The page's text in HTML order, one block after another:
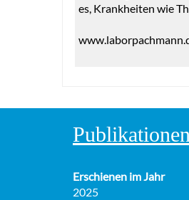
es, Krankheiten wie
Publikationen
Erschienen im Jahr
2025